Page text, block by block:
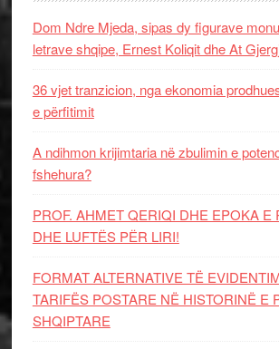
Dom Ndre Mjeda, sipas dy figurave
letrave shqipe, Ernest Koliqit dhe At
36 vjet tranzicion, nga ekonomia
e përfitimit
A ndihmon krijimtaria në zbulimin e
fshehura?
PROF. AHMET QERIQI DHE EPOKA E
DHE LUFTЁS PЁR LIRI!
FORMAT ALTERNATIVE TË
TARIFËS POSTARE NË HISTORINË E
SHQIPTARE